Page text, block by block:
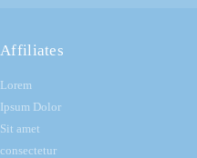
Affiliates
Lorem
Ipsum Dolor
Sit amet
consectetur